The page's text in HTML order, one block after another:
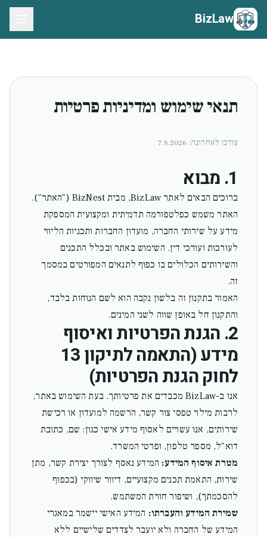
BizLaw
תנאי שימוש ומדיניות פרטיות
עודכן לאחרונה: 7.8.2026
1. מבוא
ברוכים הבאים לאתר BizLaw, מבית BizNest ("האתר").
האתר משמש כפלטפורמה תדמיתית ומקצועית המספקת
מידע על שירותי החברה, מועדון החברות ותכניות הליווי
לעורכות ועורכי דין. השימוש באתר ובכלל התכנים
והשירותים הכלולים בו כפוף לתנאים המפורטים במסמך
זה.
האמור בתקנון זה בלשון נקבה הוא לשם הנוחות בלבד,
והתקנון חל באופן שווה לשני המינים.
2. הגנת הפרטיות ואיסוף
מידע (התאמה לתיקון 13
לחוק הגנת הפרטיות)
אנו ב-BizLaw מכבדים את פרטיותך. בעת השימוש באתר,
לרבות מילוי טפסי צור קשר, הרשמה למועדון או רכישת
שירותים, אנו עשויים לאסוף מידע אישי כגון: שם, כתובת
דוא"ל, מספר טלפון, ופרטי המשרד.
מטרת איסוף המידע: המידע נאסף לצורך יצירת קשר, מתן
שירות, התאמת תכנים מקצועיים, דיוור שיווקי (בכפוף
להסכמתך), ושיפור חווית המשתמש.
שמירת המידע והעברתו: המידע האישי יישמר במאגרי
המידע של החברה ולא יועבר לצדדים שלישיים ללא